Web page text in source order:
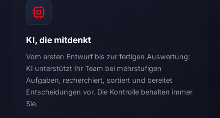
KI, die mitdenkt
Vom ersten Entwurf bis zur fertigen Auswertung:
KI unterstützt Ihr Team bei mehrstufigen
Aufgaben, recherchiert, sortiert und bereitet
Entscheidungen vor. Die Kontrolle behalten immer
Sie.